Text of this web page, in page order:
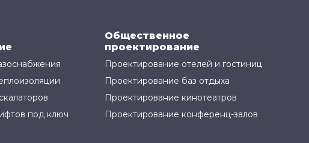
под ключ
Общественное
проектирование
Проектирование отелей и гостиниц
Проектирование баз отдыха
Проектирование кинотеатров
Проектирование конференц-залов